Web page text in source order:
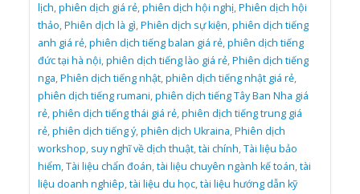
lịch,phiên dịch giá rẻ,phiên dịch hội nghị,Phiên dịch hội
thảo,Phiên dịch là gì,Phiên dịch sự kiện,phiên dịch tiếng
anh giá rẻ,phiên dịch tiếng balan giá rẻ,phiên dịch tiếng
đức tại hà nội,phiên dịch tiếng lào giá rẻ,Phiên dịch tiếng
nga,Phiên dịch tiếng nhật,phiên dịch tiếng nhật giá rẻ,
phiên dịch tiếng rumani,phiên dịch tiếng Tây Ban Nha giá
rẻ,phiên dịch tiếng thái giá rẻ,phiên dịch tiếng trung giá
rẻ,phiên dịch tiếng ý,phiên dịch Ukraina,Phiên dịch
workshop, suy nghĩ về dịch thuật,tài chính,Tài liệu bảo
hiểm,Tài liệu chẩn đoán,tài liệu chuyên ngành kế toán,tài
liệu doanh nghiêp,tài liệu du học,tài liệu hướng dẫn kỹ